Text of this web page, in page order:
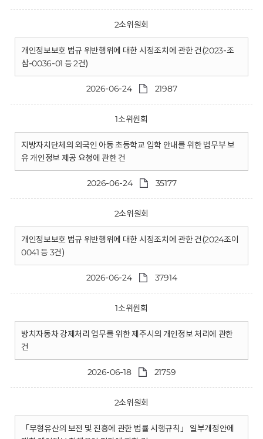
2소위원회
개인정보보호 법규 위반행위에 대한 시정조치에 관한 건(2023-조
삼-0036-01 등 2건)
2026-06-24 21987
1소위원회
지방자치단체의 외국인 아동 초등학교 입학 안내를 위한 법무부 보
유 개인정보 제공 요청에 관한 건
2026-06-24 35177
2소위원회
개인정보보호 법규 위반행위에 대한 시정조치에 관한 건(2024조이
0041 등 3건)
2026-06-24 37914
1소위원회
방치자동차 강제처리 업무를 위한 제주시의 개인정보 처리에 관한
건
2026-06-18 21759
2소위원회
「무형유산의 보전 및 진흥에 관한 법률 시행규칙」 일부개정안에